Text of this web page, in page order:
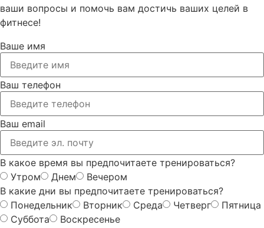
ваши вопросы и помочь вам достичь ваших целей в
фитнесе!
Ваше имя
Ваш телефон
Ваш email
В какое время вы предпочитаете тренироваться?
Утром
Днем
Вечером
В какие дни вы предпочитаете тренироваться?
Понедельник
Вторник Среда Четверг
Пятница
Суббота
Воскресенье